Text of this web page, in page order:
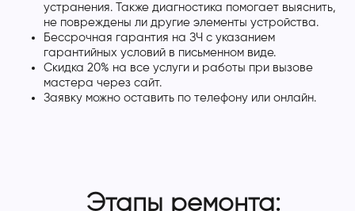
устранения. Также диагностика помогает выяснить,
не повреждены ли другие элементы устройства.
Бессрочная гарантия на ЗЧ с указанием
гарантийных условий в письменном виде.
Скидка 20% на все услуги и работы при вызове
мастера через сайт.
Заявку можно оставить по телефону или онлайн.
Этапы ремонта: